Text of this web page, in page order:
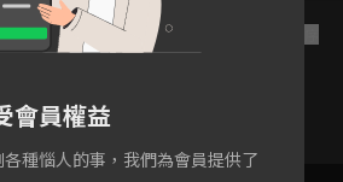
會員權益
種惱人的事，我們為會員提供了